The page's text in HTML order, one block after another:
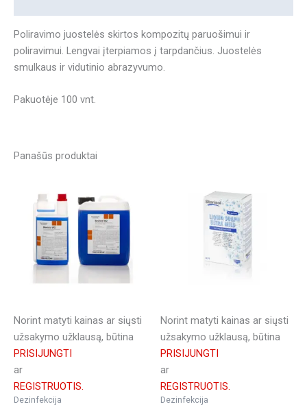
Poliravimo juostelės skirtos kompozitų paruošimui ir
poliravimui. Lengvai įterpiamos į tarpdančius. Juostelės
smulkaus ir vidutinio abrazyvumo.
Pakuotėje 100 vnt.
Panašūs produktai
Norint matyti kainas ar siųsti
užsakymo užklausą, būtina
PRISIJUNGTI
ar
REGISTRUOTIS.
Dezinfekcija
Norint matyti kainas ar siųsti
užsakymo užklausą, būtina
PRISIJUNGTI
ar
REGISTRUOTIS.
Dezinfekcija